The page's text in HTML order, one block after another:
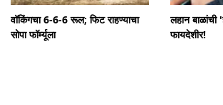
वॉकिंगचा 6-6-6 रूल; फिट राहण्याचा
सोपा फॉर्म्यूला
लहान
फायदेशीर!